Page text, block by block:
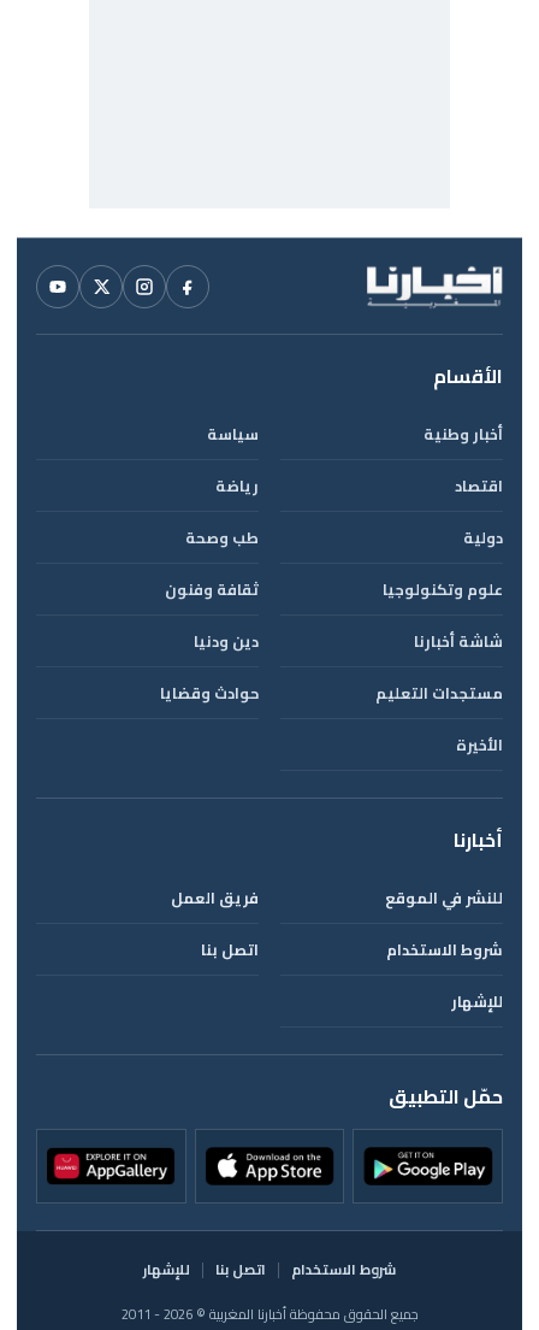
الأقسام
أخبار وطنية
سياسة
اقتصاد
رياضة
دولية
طب وصحة
علوم وتكنولوجيا
ثقافة وفنون
شاشة أخبارنا
دين ودنيا
مستجدات التعليم
حوادث وقضايا
الأخيرة
أخبارنا
للنشر في الموقع
فريق العمل
شروط الاستخدام
اتصل بنا
للإشهار
حمّل التطبيق
شروط الاستخدام اتصل بنا
للإشهار
جميع الحقوق محفوظة أخبارنا المغربية © 2026 - 2011